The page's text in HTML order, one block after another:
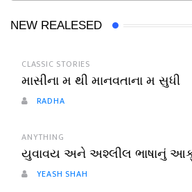
NEW REALESED
CLASSIC STORIES
માસીના મ થી માનવતાના મ સુધી
RADHA
ANYTHING
યુવાવય અને અશ્લીલ ભાષાનું
YEASH SHAH